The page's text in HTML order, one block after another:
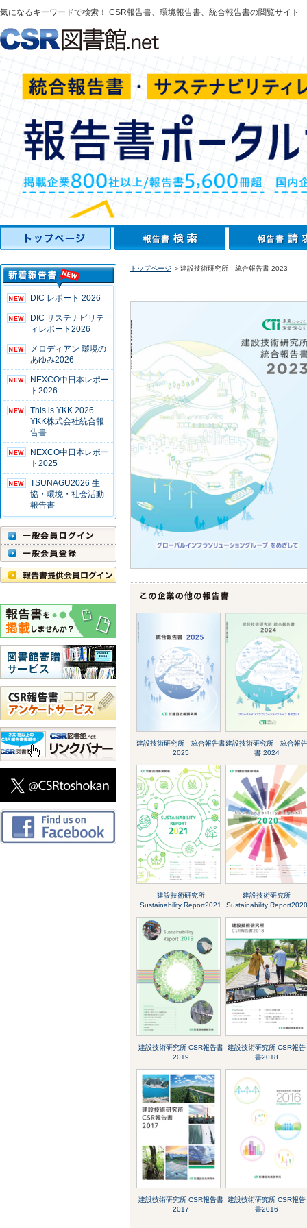
気になるキーワードで検索！ CSR報告書、環境報告書、統合報告書の閲覧サイト
DIC レポート 2026
DIC サステナビリテ
ィレポート2026
メロディアン 環境の
あゆみ2026
NEXCO中日本レポー
ト2026
This is YKK 2026
YKK株式会社統合報
告書
NEXCO中日本レポー
ト2025
TSUNAGU2026 生
協・環境・社会活動
報告書
トップページ ＞建設技術研究所 統合報告書 2023
建設技術研究所 統合報告書
2025
建設技術研究所 統合報
書 2024
建設技術研究所
Sustainability Report2021
建設技術研究所
Sustainability Report2020
建設技術研究所 CSR報告書
2019
建設技術研究所 CSR報告
書2018
建設技術研究所 CSR報告書
2017
建設技術研究所 CSR報告
書2016